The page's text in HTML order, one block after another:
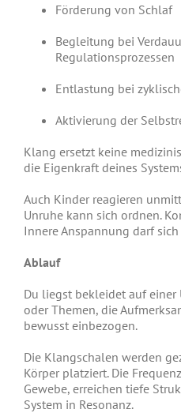
Förderung von Schlaf
Begleitung bei
Regulationsprozessen
Entlastung bei
Aktivierung der
Klang ersetzt keine
die Eigenkraft deines
Auch Kinder reagieren
Unruhe kann sich ordnen.
Innere Anspannung darf
Ablauf
Du liegst bekleidet auf einer
oder Themen, die
bewusst einbezogen.
Die Klangschalen werden
Körper platziert. Die
Gewebe, erreichen tiefe
System in Resonanz.